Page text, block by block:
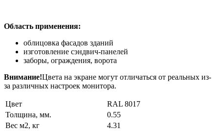
Область применения:
облицовка фасадов зданий
изготовление сэндвич-панелей
заборы, ограждения, ворота
Внимание!Цвета на экране могут отличаться от реальных из-
за различных настроек монитора.
Цвет
RAL 8017
Толщина, мм.
0.55
Вес м2, кг
4.31